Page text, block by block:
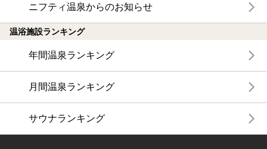
ニフティ温泉からのお知らせ
温浴施設ランキング
年間温泉ランキング
月間温泉ランキング
サウナランキング